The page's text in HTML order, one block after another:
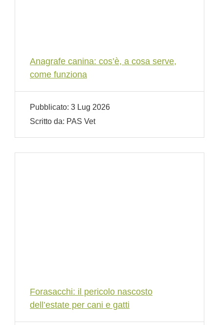
Anagrafe canina: cos’è, a cosa serve,
come funziona
Pubblicato: 3 Lug 2026
Scritto da: PAS Vet
Forasacchi: il pericolo nascosto
dell’estate per cani e gatti